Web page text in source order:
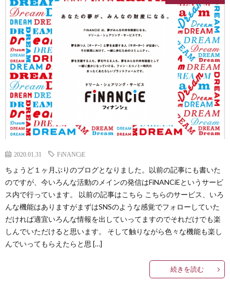
2020.01.31 FiNANCiE
ちょうど１ヶ月ぶりのブログとなりました。以前の記事にも書いた
のですが、今いろんな活動のメインの発信はFiNANCiEというサービ
ス内で行っています。 以前の記事はこちら こちらのサービス、いろ
んな機能はありますがまずはSNSのような感覚でフォローしていた
だければ適宜いろんな情報を出していってますのでそれだけでも楽
しんでいただけると思います。 そして触りながら色々な機能も楽し
んでいってもらえたらと思 […]
続きを読む